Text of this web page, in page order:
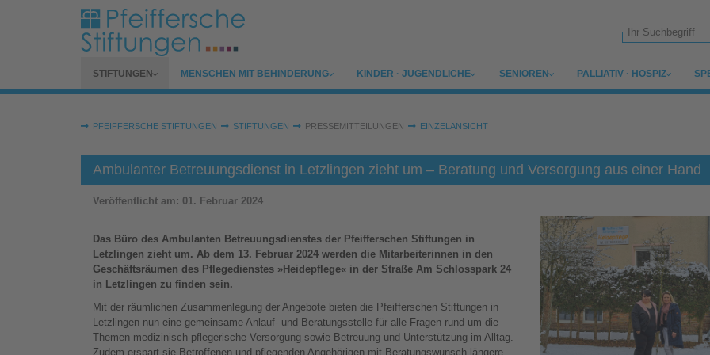
Zum Hauptinhalt springen
Suchformular
SUBMENU FOR
STIFTUNGEN SUBMENU FOR
MENSCHEN MIT BEHINDERUNG SUBMENU FOR
KINDER · JUGENDLICHE SUBMENU FOR
SENIOREN SUBMENU FOR
PALLIATIV · HOSPIZ
Sie sind hier:
PFEIFFERSCHE STIFTUNGEN STIFTUNGEN PRESSEMITTEILUNGEN EINZELANSICHT
Ambulanter Betreuungsdienst in Letzlingen zieht um – Beratung und Versorgung aus einer Hand
Veröffentlicht am: 01. Februar 2024
Das Büro des Ambulanten Betreuungsdienstes der Pfeifferschen Stiftungen in
Letzlingen zieht um. Ab dem 13. Februar 2024 werden die Mitarbeiterinnen in den
Geschäftsräumen des Pflegedienstes »Heidepflege« in der Straße Am Schlosspark 24
in Letzlingen zu finden sein.
Mit der räumlichen Zusammenlegung der Angebote bieten die Pfeifferschen Stiftungen in
Letzlingen nun eine gemeinsame Anlauf- und Beratungsstelle für alle Fragen rund um die
Themen medizinisch-pflegerische Versorgung sowie Betreuung und Unterstützung im Alltag.
Zudem erspart sie Betroffenen und pflegenden Angehörigen mit Beratungswunsch längere